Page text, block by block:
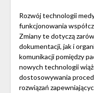
Rozwój technologii
funkcjonowania
Zmiany te dotyczą
dokumentacji, jak i
komunikacji pomiędzy
nowych technologii
dostosowywania
rozwiązań